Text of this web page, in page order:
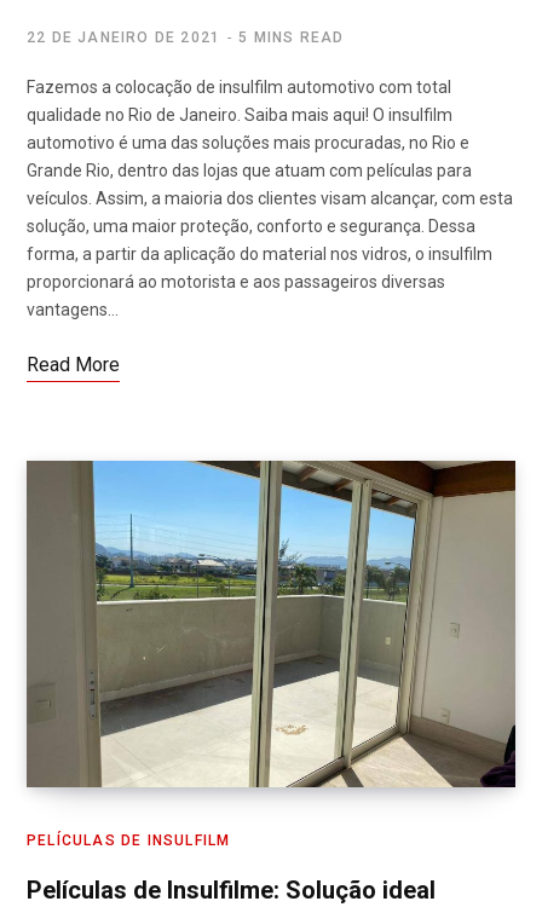
22 DE JANEIRO DE 2021 5 MINS READ
Fazemos a colocação de insulfilm automotivo com total
qualidade no Rio de Janeiro. Saiba mais aqui! O insulfilm
automotivo é uma das soluções mais procuradas, no Rio e
Grande Rio, dentro das lojas que atuam com películas para
veículos. Assim, a maioria dos clientes visam alcançar, com esta
solução, uma maior proteção, conforto e segurança. Dessa
forma, a partir da aplicação do material nos vidros, o insulfilm
proporcionará ao motorista e aos passageiros diversas
vantagens…
Read More
PELÍCULAS DE INSULFILM
Películas de Insulfilme: Solução ideal